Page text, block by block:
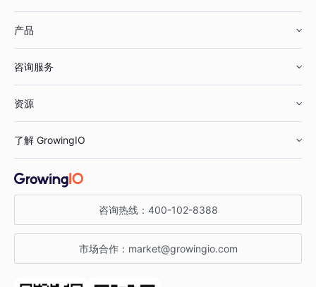
鞋服行业
汽车行业
金融行业
产品
智能运营
获客分析
咨询服务
资源
增长公开课
增长博客
了解 GrowingIO
关于 GrowingIO
增长大会
咨询热线： 400-102-8388
市场合作： market@growingio.com